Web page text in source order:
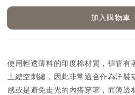
加入購物車
使用輕透薄料的印度棉材質，褲管有
上縷空刺繡，因此非常適合作為洋裝
感或是避免走光的內搭穿著，而薄透